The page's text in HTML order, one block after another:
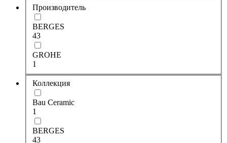
Производитель
BERGES
43
GROHE
1
Коллекция
Bau Ceramic
1
BERGES
43